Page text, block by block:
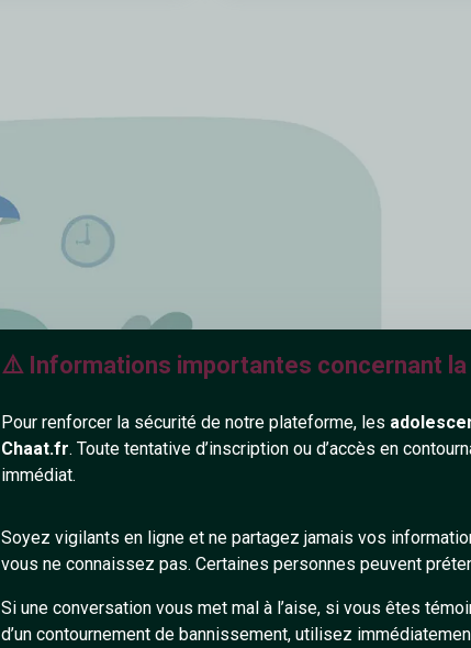
⚠️ Informations importantes concernant
Pour renforcer la sécurité de notre plateforme, les
Chaat.fr. Toute tentative d’inscription ou d’accès en
immédiat.
Soyez vigilants en ligne et ne partagez jamais vos
vous ne connaissez pas. Certaines personnes peuvent
Si une conversation vous met mal à l’aise, si vous êtes
d’un contournement de bannissement, utilisez